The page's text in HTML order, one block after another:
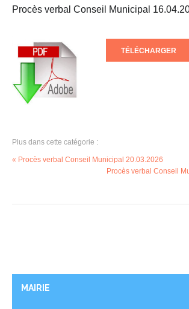
Procès verbal Conseil Municipal
TÉLÉCHARGER
Plus dans cette catégorie :
« Procès verbal Conseil Municipal 20.03.2026
Procès verbal Conseil
MAIRIE